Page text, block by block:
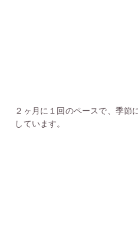
２ヶ月に１回のペースで、季節
しています。